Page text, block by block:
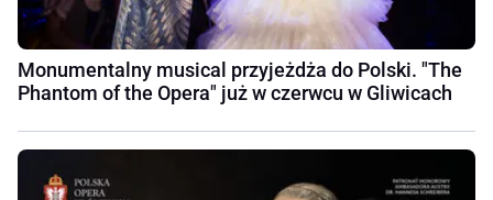
Monumentalny musical przyjeżdża do Polski. "The
Phantom of the Opera" już w czerwcu w Gliwicach